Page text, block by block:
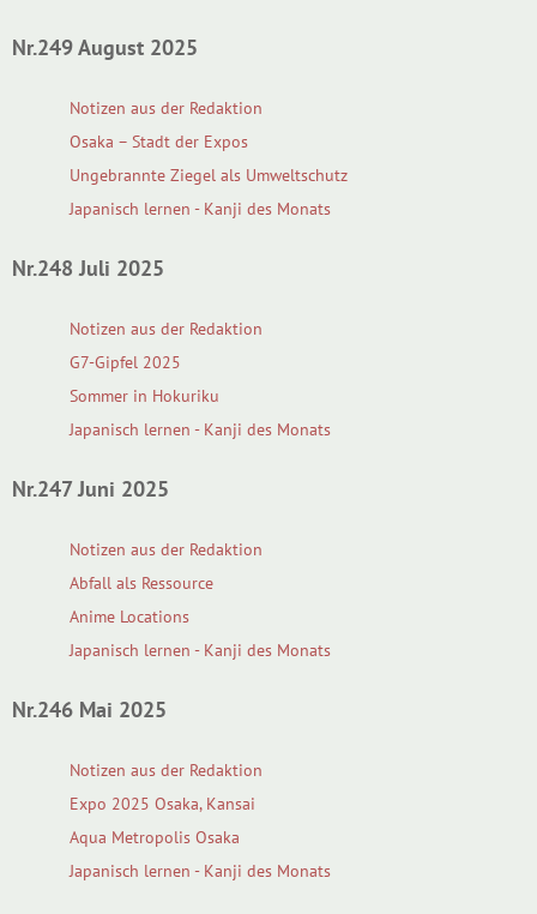
Nr.249 August 2025
Notizen aus der Redaktion
Osaka – Stadt der Expos
Ungebrannte Ziegel als Umweltschutz
Japanisch lernen - Kanji des Monats
Nr.248 Juli 2025
Notizen aus der Redaktion
G7-Gipfel 2025
Sommer in Hokuriku
Japanisch lernen - Kanji des Monats
Nr.247 Juni 2025
Notizen aus der Redaktion
Abfall als Ressource
Anime Locations
Japanisch lernen - Kanji des Monats
Nr.246 Mai 2025
Notizen aus der Redaktion
Expo 2025 Osaka, Kansai
Aqua Metropolis Osaka
Japanisch lernen - Kanji des Monats